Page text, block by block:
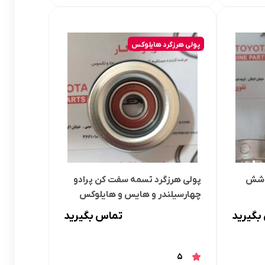
یاریس
هایلوکس
هایس
لوازم گیربکس و جلوبندی هایس
لوازم گیربکس و جلوبندی لندکروزر
لوازم گیربکس و جلوبندی کرولا
لوازم گیربکس و جلوبندی کمری
لوازم گیربکس و جلوبندی پریوس
لوازم گیربکس و جلوبندی فورچونر
شش
پولی هرزگرد هایلوکس
پولی هرزگرد تسمه سفت کن پرادو
چهارسیلندر و هایس و هایلوکس
تماس بگیرید
5